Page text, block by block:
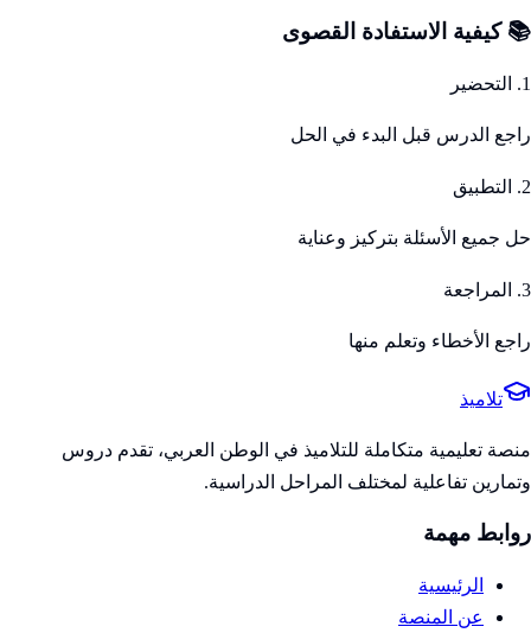
📚 كيفية الاستفادة القصوى
1. التحضير
راجع الدرس قبل البدء في الحل
2. التطبيق
حل جميع الأسئلة بتركيز وعناية
3. المراجعة
راجع الأخطاء وتعلم منها
تلاميذ
منصة تعليمية متكاملة للتلاميذ في الوطن العربي، تقدم دروس
وتمارين تفاعلية لمختلف المراحل الدراسية.
روابط مهمة
الرئيسية
عن المنصة